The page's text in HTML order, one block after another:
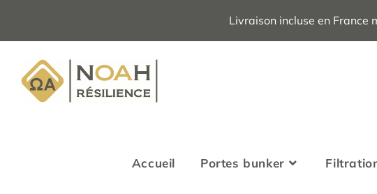
Livraison incluse en France
Accueil Portes bunker